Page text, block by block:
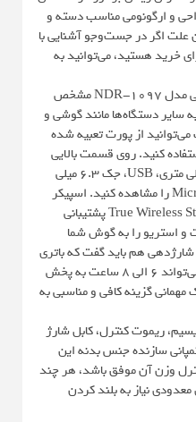
و ارگونومی مناسب دسته و
علت اگر در جست‌وجو آشنایی با
تا ۵ میلیون برای خرید هستید، می‌توانید به
همانطور که از اسپیکر بلوتوثی چمدانی مدل NDR-1097 مشخص
سایر دستگاه‌ها مانند گوشی و
از پورت تعبیه شده
کنید. روی قسمت بالایی
این اسپیکر هم می‌توانید جک 3.5 میلی متری، USB، جک 6.3 میلی
متری، درگاه SD کارت، درگاه Micro-USB را مشاهده کنید. اسپیکر
NDR-1097 از فناوری فناوری True Wireless Stereo پشتیبانی
و استریو را به گوش شما
شارژدهی هم باید گفت که باتری
3600 میلی آمپر ساعتی این اسپیکر می‌تواند 6 الی 8 ساعت به پخش
گزینه کافی و مناسبی به
ریموت کنترل، کابل شارژ
سازنده جنس بدنه این
وزن آن موفق باشد، هر چند
نیاز به بلند کردن